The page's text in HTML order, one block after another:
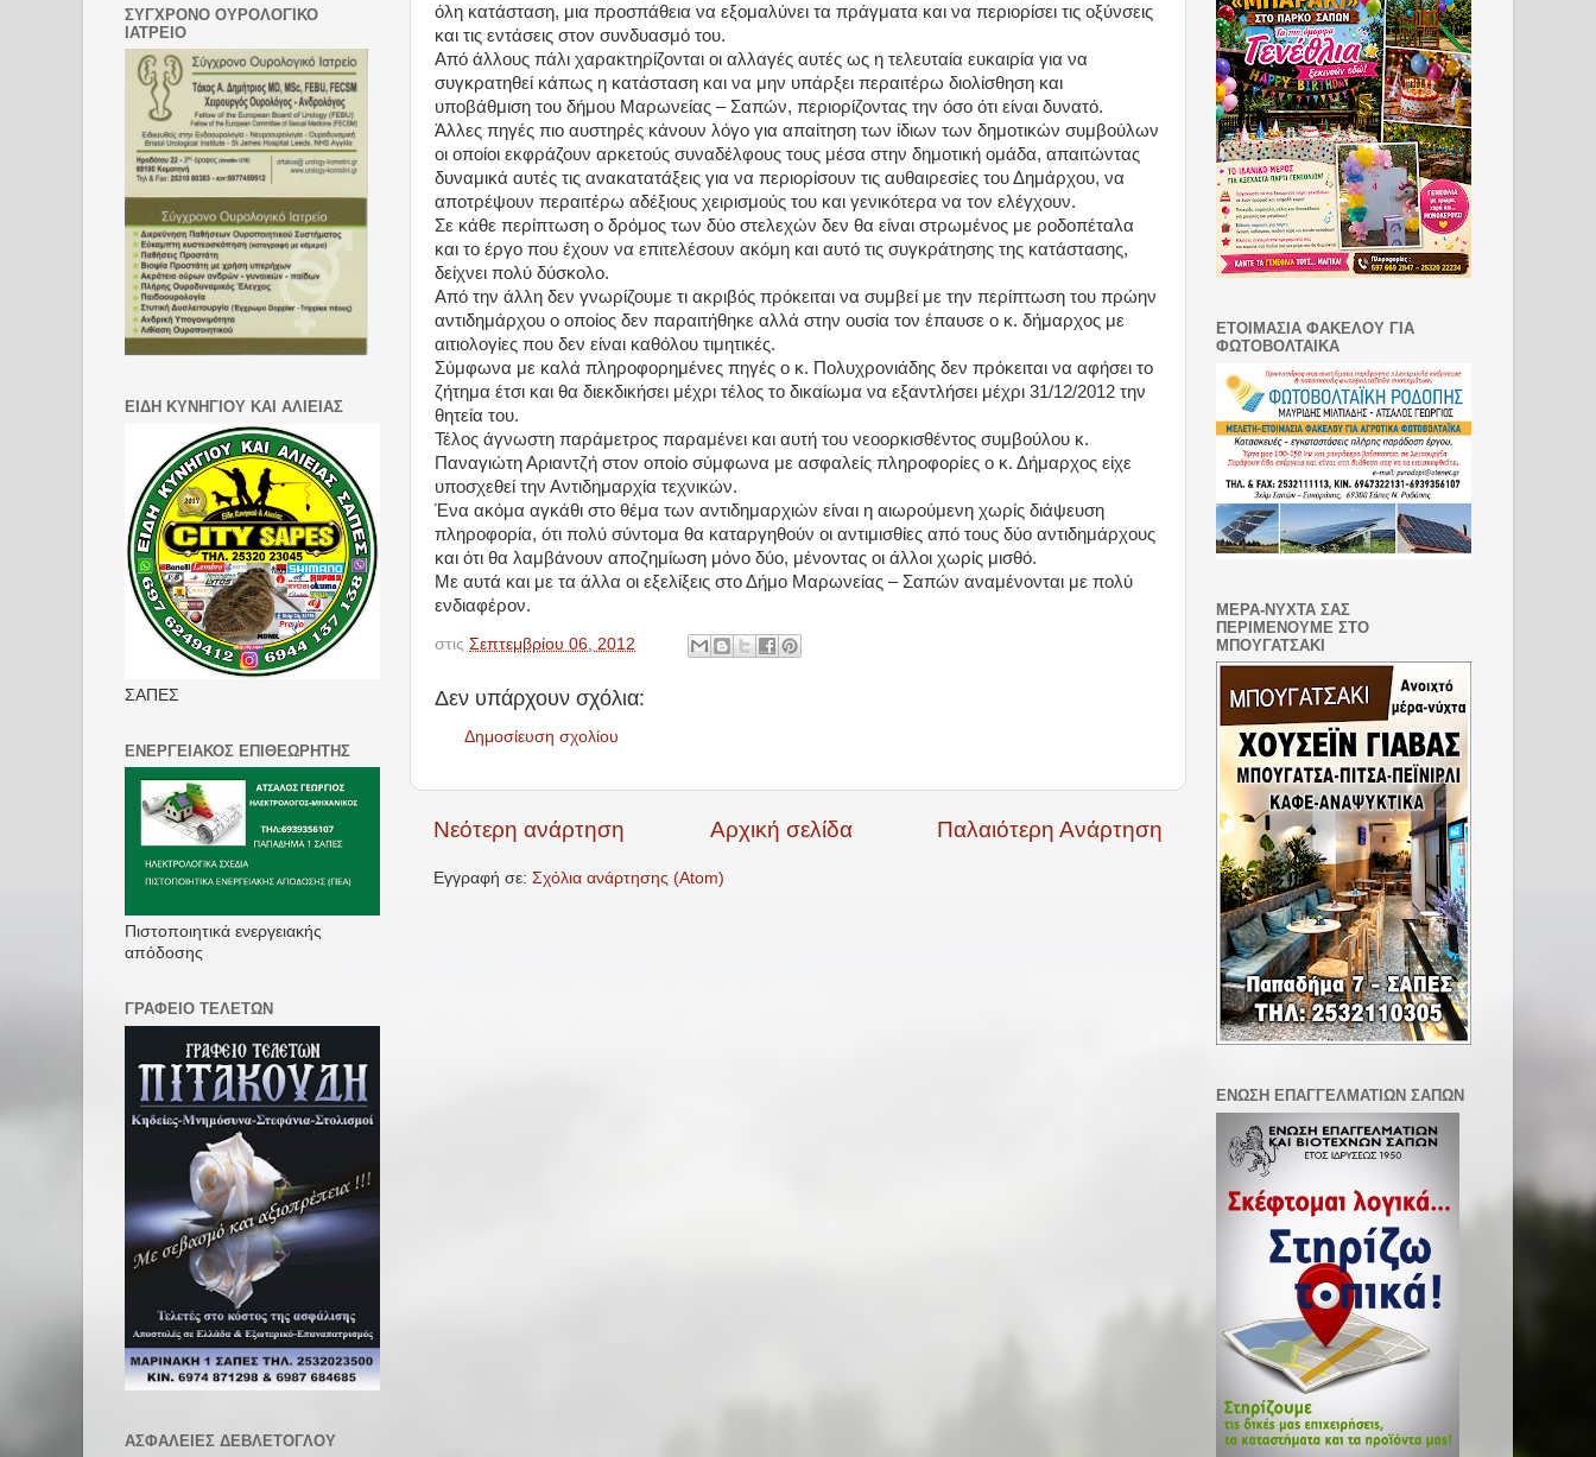
όλη κατάσταση, μια προσπάθεια να εξομαλύνει τα πράγματα και να περιορίσει τις οξύνσεις
και τις εντάσεις στον συνδυασμό του.
Από άλλους πάλι χαρακτηρίζονται οι αλλαγές αυτές ως η τελευταία ευκαιρία για να
συγκρατηθεί κάπως η κατάσταση και να μην υπάρξει περαιτέρω διολίσθηση και
υποβάθμιση του δήμου Μαρωνείας – Σαπών, περιορίζοντας την όσο ότι είναι δυνατό.
Άλλες πηγές πιο αυστηρές κάνουν λόγο για απαίτηση των ίδιων των δημοτικών συμβούλων
οι οποίοι εκφράζουν αρκετούς συναδέλφους τους μέσα στην δημοτική ομάδα, απαιτώντας
δυναμικά αυτές τις ανακατατάξεις για να περιορίσουν τις αυθαιρεσίες του Δημάρχου, να
αποτρέψουν περαιτέρω αδέξιους χειρισμούς του και γενικότερα να τον ελέγχουν.
Σε κάθε περίπτωση ο δρόμος των δύο στελεχών δεν θα είναι στρωμένος με ροδοπέταλα
και το έργο που έχουν να επιτελέσουν ακόμη και αυτό τις συγκράτησης της κατάστασης,
δείχνει πολύ δύσκολο.
Από την άλλη δεν γνωρίζουμε τι ακριβός πρόκειται να συμβεί με την περίπτωση του πρώην
αντιδημάρχου ο οποίος δεν παραιτήθηκε αλλά στην ουσία τον έπαυσε ο κ. δήμαρχος με
αιτιολογίες που δεν είναι καθόλου τιμητικές.
Σύμφωνα με καλά πληροφορημένες πηγές ο κ. Πολυχρονιάδης δεν πρόκειται να αφήσει το
ζήτημα έτσι και θα διεκδικήσει μέχρι τέλος το δικαίωμα να εξαντλήσει μέχρι 31/12/2012 την
θητεία του.
Τέλος άγνωστη παράμετρος παραμένει και αυτή του νεοορκισθέντος συμβούλου κ.
Παναγιώτη Αριαντζή στον οποίο σύμφωνα με ασφαλείς πληροφορίες ο κ. Δήμαρχος είχε
υποσχεθεί την Αντιδημαρχία τεχνικών.
Ένα ακόμα αγκάθι στο θέμα των αντιδημαρχιών είναι η αιωρούμενη χωρίς διάψευση
πληροφορία, ότι πολύ σύντομα θα καταργηθούν οι αντιμισθίες από τους δύο αντιδημάρχους
και ότι θα λαμβάνουν αποζημίωση μόνο δύο, μένοντας οι άλλοι χωρίς μισθό.
Με αυτά και με τα άλλα οι εξελίξεις στο Δήμο Μαρωνείας – Σαπών αναμένονται με πολύ
ενδιαφέρον.
στις Σεπτεμβρίου 06, 2012
Δεν υπάρχουν σχόλια:
Δημοσίευση σχολίου
Νεότερη ανάρτηση Παλαιότερη Ανάρτηση
Αρχική σελίδα
Εγγραφή σε: Σχόλια ανάρτησης (Atom)
ΣΥΓΧΡΟΝΟ ΟΥΡΟΛΟΓΙΚΟ
ΙΑΤΡΕΙΟ
ΕΙΔΗ ΚΥΝΗΓΙΟΥ ΚΑΙ ΑΛΙΕΙΑΣ
ΣΑΠΕΣ
ΕΝΕΡΓΕΙΑΚΟΣ ΕΠΙΘΕΩΡΗΤΗΣ
Πιστοποιητικά ενεργειακής
απόδοσης
ΓΡΑΦΕΙΟ ΤΕΛΕΤΩΝ
ΑΣΦΑΛΕΙΕΣ ΔΕΒΛΕΤΟΓΛΟΥ
ΕΤΟΙΜΑΣΙΑ ΦΑΚΕΛΟΥ ΓΙΑ
ΦΩΤΟΒΟΛΤΑΙΚΑ
ΜΕΡΑ-ΝΥΧΤΑ ΣΑΣ
ΠΕΡΙΜΕΝΟΥΜΕ ΣΤΟ
ΜΠΟΥΓΑΤΣΑΚΙ
ΕΝΩΣΗ ΕΠΑΓΓΕΛΜΑΤΙΩΝ ΣΑΠΩΝ